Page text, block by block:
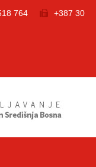
764
+387 30